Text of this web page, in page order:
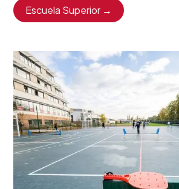
Escuela Superior →